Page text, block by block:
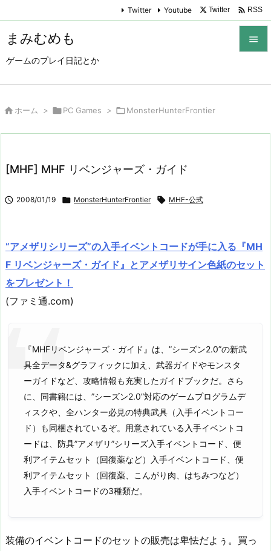
まみむめも
ゲームのプレイ日記とか

Twitter Youtube Twitter  RSS
 ホーム > PC Games > MonsterHunterFrontier
[MHF] MHF リベンジャーズ・ガイド
 2008/01/19  MonsterHunterFrontier  MHF-公式
”アメザリシリーズ”の入手イベントコードが手に入る『MH
F リベンジャーズ・ガイド』とアメザリサイン色紙のセット
をプレゼント！
(ファミ通.com)
『MHFリベンジャーズ・ガイド』は、”シーズン2.0”の新武
具全データ&グラフィックに加え、武器ガイドやモンスタ
ーガイドなど、攻略情報も充実したガイドブックだ。さら
に、同書籍には、”シーズン2.0”対応のゲームプログラムデ
ィスクや、全ハンター必見の特典武具（入手イベントコー
ド）も同梱されているぞ。用意されている入手イベントコ
ードは、防具”アメザリ”シリーズ入手イベントコード、便
利アイテムセット（回復薬など）入手イベントコード、便
利アイテムセット（回復薬、こんがり肉、はちみつなど）
入手イベントコードの3種類だ。
装備のイベントコードのセットの販売は卑怯だよぅ。買っ